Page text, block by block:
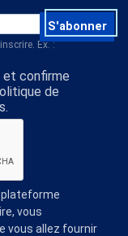
S'abonner
Ex. :
confirme
de
plateforme
vous
vous allez fournir